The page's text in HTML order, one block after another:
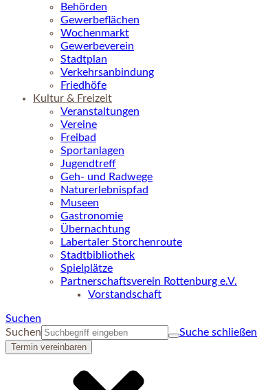
Behörden
Gewerbeflächen
Wochenmarkt
Gewerbeverein
Stadtplan
Verkehrsanbindung
Friedhöfe
Kultur & Freizeit
Veranstaltungen
Vereine
Freibad
Sportanlagen
Jugendtreff
Geh- und Radwege
Naturerlebnispfad
Museen
Gastronomie
Übernachtung
Labertaler Storchenroute
Stadtbibliothek
Spielplätze
Partnerschaftsverein Rottenburg e.V.
Vorstandschaft
Suchen
Suchen
Suche schließen
Termin vereinbaren